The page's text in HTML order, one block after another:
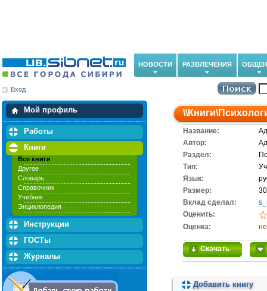
НОВОСТИ РАЗВЛЕЧЕНИЯ
Вход
Мой профиль
Мои закладки
Работы
Книги
Все книги
Другое
Словарь
Справочник
Учебник
Энциклопедия
Инструкции
ГОСТы
Журналы
\\Книги\
Название:
Автор:
Раздел:
Тип:
Язык:
Размер:
Вклад сделал:
Оценить:
Оценка:
Скачать
Добавить книгу